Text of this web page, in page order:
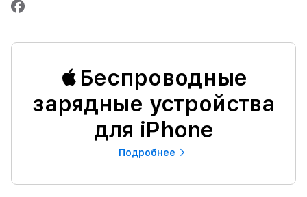
Беспроводные
зарядные устройства
для iPhone
Подробнее